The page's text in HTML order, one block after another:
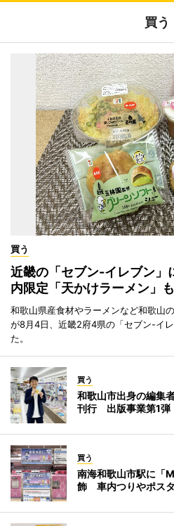
買う
買う
近畿の「セブン-イレブン
内限定「天かけラーメン」も
和歌山県産食材やラーメンなど和歌山
が8月4日、近畿2府4県の「セブン-イ
た。
買う
和歌山市出身の編集
刊行 出版事業第1弾
買う
南海和歌山市駅に「
飾 車内つりやポス